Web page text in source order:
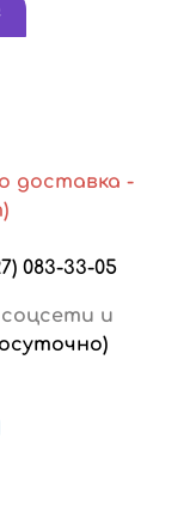
доставка -
083-33-05
и